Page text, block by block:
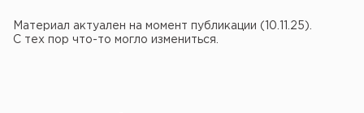
Материал актуален на момент публикации (10.11.25).
С тех пор что-то могло измениться.